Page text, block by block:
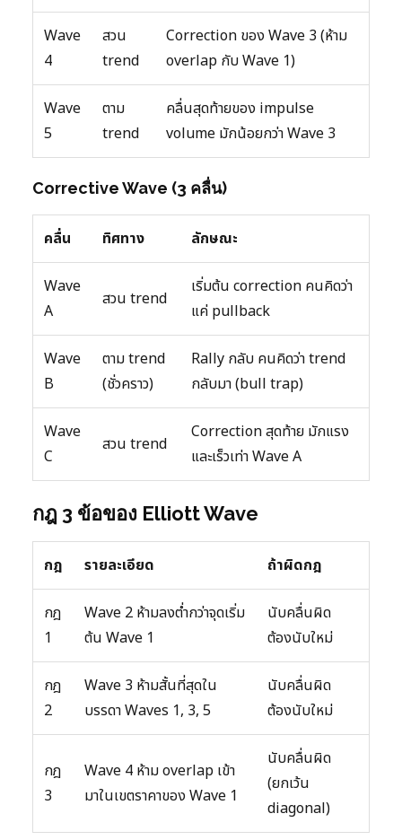
Wave
4
สวน
trend
Correction ของ Wave 3 (ห้าม
overlap กับ Wave 1)
Wave
5
ตาม
trend
คลื่นสุดท้ายของ impulse
volume มักน้อยกว่า Wave 3
Corrective Wave (3 คลื่น)
คลื่น ทิศทาง ลักษณะ
Wave
A
สวน trend
เริ่มต้น correction คนคิดว่า
แค่ pullback
Wave
B
ตาม trend
(ชั่วคราว)
Rally กลับ คนคิดว่า trend
กลับมา (bull trap)
Wave
C
สวน trend
Correction สุดท้าย มักแรง
และเร็วเท่า Wave A
กฎ 3 ข้อของ Elliott Wave
กฎ รายละเอียด ถ้าผิดกฎ
กฎ
1
Wave 2 ห้ามลงต่ำกว่าจุดเริ่ม
ต้น Wave 1
นับคลื่นผิด
ต้องนับใหม่
กฎ
2
Wave 3 ห้ามสั้นที่สุดใน
บรรดา Waves 1, 3, 5
นับคลื่นผิด
ต้องนับใหม่
กฎ
3
Wave 4 ห้าม overlap เข้า
มาในเขตราคาของ Wave 1
นับคลื่นผิด
(ยกเว้น
diagonal)